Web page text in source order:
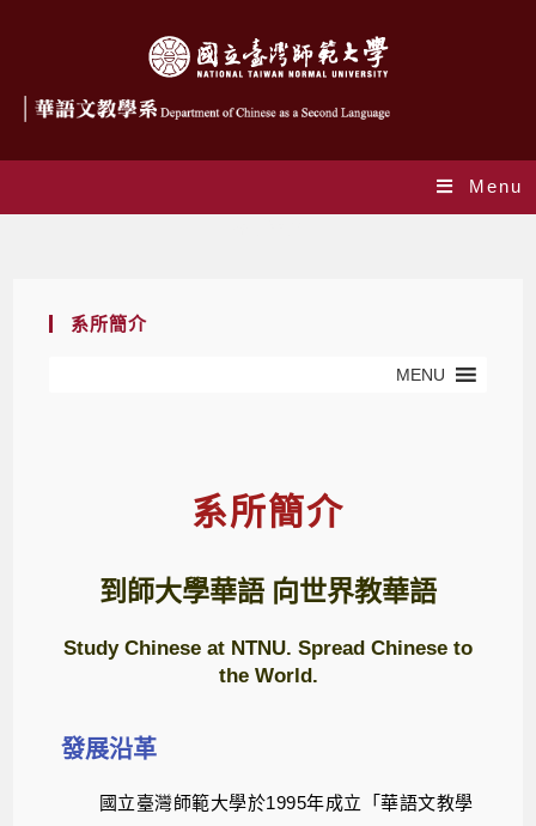
Menu
系所簡介
MENU
系所簡介
到師大學華語 向世界教華語
Study Chinese at NTNU. Spread Chinese to
the World.
發展沿革
國立臺灣師範大學於1995年成立「華語文教學